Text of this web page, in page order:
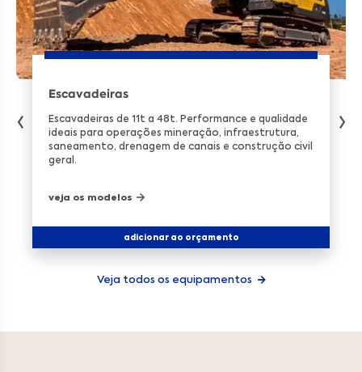
Escavadeiras
Escavadeiras de 11t a 48t. Performance e qualidade
ideais para operações mineração, infraestrutura,
saneamento, drenagem de canais e construção civil
geral.
veja os modelos
adicionar ao orçamento
Veja todos os equipamentos